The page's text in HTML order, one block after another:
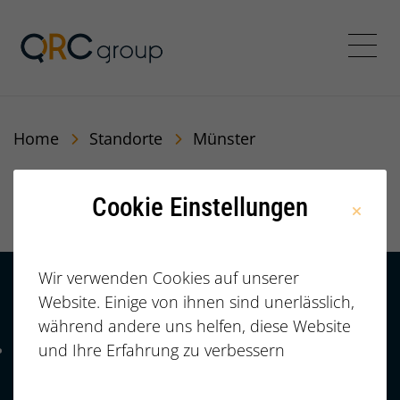
QRC Personalberatung
Home Standorte Münster
Münster
Kontakt
+49 (0)
911/23733277
Telefonnummer: 4 9 0 9 1 1 2 3 7 3 3 2 7 7
HÄUFIGE FRAGEN |
FAQ
Cookie Einstellungen
Wir verwenden Cookies auf unserer
Website. Einige von ihnen sind unerlässlich,
während andere uns helfen, diese Website
und Ihre Erfahrung zu verbessern